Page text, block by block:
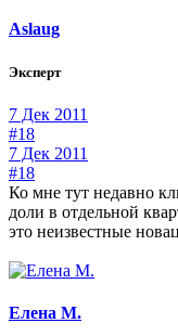
Aslaug
Эксперт
7 Дек 2011
#18
7 Дек 2011
#18
Ко мне тут недавно
доли в отдельной
это неизвестные
Елена М.